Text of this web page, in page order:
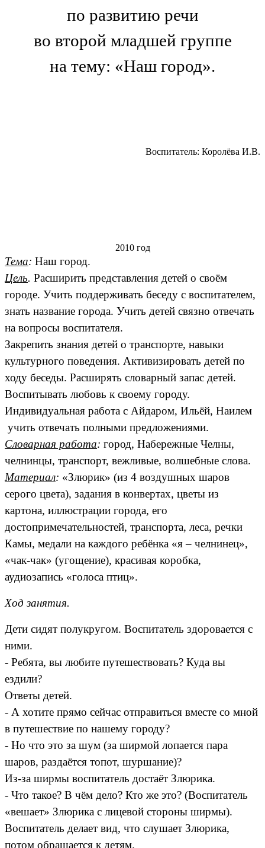
по развитию речи
во второй младшей группе
на тему: «Наш город».
Воспитатель: Королёва И.В.
2010 год
Тема: Наш город.
Цель. Расширить представления детей о своём
городе. Учить поддерживать беседу с воспитателем,
знать название города. Учить детей связно отвечать
на вопросы воспитателя.
Закрепить знания детей о транспорте, навыки
культурного поведения. Активизировать детей по
ходу беседы. Расширять словарный запас детей.
Воспитывать любовь к своему городу.
Индивидуальная работа с Айдаром, Ильёй, Наилем
учить отвечать полными предложениями.
Словарная работа: город, Набережные Челны,
челнинцы, транспорт, вежливые, волшебные слова.
Материал: «Злюрик» (из 4 воздушных шаров
серого цвета), задания в конвертах, цветы из
картона, иллюстрации города, его
достопримечательностей, транспорта, леса, речки
Камы, медали на каждого ребёнка «я – челнинец»,
«чак-чак» (угощение), красивая коробка,
аудиозапись «голоса птиц».
Ход занятия.
Дети сидят полукругом. Воспитатель здоровается с
ними.
- Ребята, вы любите путешествовать? Куда вы
ездили?
Ответы детей.
- А хотите прямо сейчас отправиться вместе со мной
в путешествие по нашему городу?
- Но что это за шум (за ширмой лопается пара
шаров, раздаётся топот, шуршание)?
Из-за ширмы воспитатель достаёт Злюрика.
- Что такое? В чём дело? Кто же это? (Воспитатель
«вешает» Злюрика с лицевой стороны ширмы).
Воспитатель делает вид, что слушает Злюрика,
потом обращается к детям.